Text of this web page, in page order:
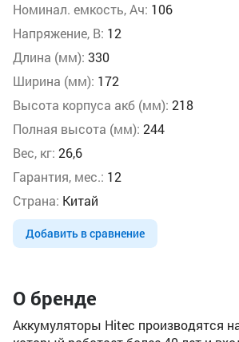
Номинал. емкость, Ач: 106
Напряжение, В: 12
Длина (мм): 330
Ширина (мм): 172
Высота корпуса акб (мм): 218
Полная высота (мм): 244
Вес, кг: 26,6
Гарантия, мес.: 12
Страна: Китай
Добавить в сравнение
О бренде
Аккумуляторы Hitec производятся